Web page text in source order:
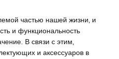
частью нашей жизни‚ и
и функциональность
В связи с этим‚
и аксессуаров в